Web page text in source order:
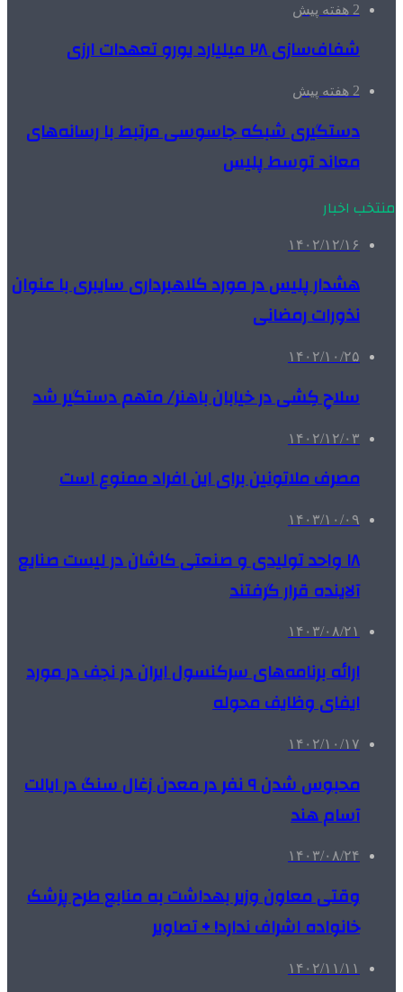
2 هفته پیش
شفاف‌سازی ۲۸ میلیارد یورو تعهدات ارزی
2 هفته پیش
دستگیری شبکه جاسوسی مرتبط با رسانه‌های
معاند توسط پلیس
منتخب اخبار
۱۴۰۲/۱۲/۱۶
هشدار پلیس در مورد کلاهبرداری سایبری با عنوان
نذورات رمضانی
۱۴۰۲/۱۰/۲۵
سلاح‌ِ کِشی در خیابان باهنر/ متهم دستگیر شد
۱۴۰۲/۱۲/۰۳
مصرف ملاتونین برای این افراد ممنوع است
۱۴۰۳/۱۰/۰۹
۱۸ واحد تولیدی و صنعتی کاشان در لیست صنایع
آلاینده قرار گرفتند
۱۴۰۳/۰۸/۲۱
ارائه برنامه‌های سرکنسول ایران در نجف در مورد
ایفای وظایف محوله
۱۴۰۲/۱۰/۱۷
محبوس شدن ۹ نفر در معدن زغال سنگ در ایالت
آسام هند
۱۴۰۳/۰۸/۲۴
وقتی معاون وزیر بهداشت به منابع طرح پزشک
خانواده اشراف ندارد! + تصاویر
۱۴۰۲/۱۱/۱۱